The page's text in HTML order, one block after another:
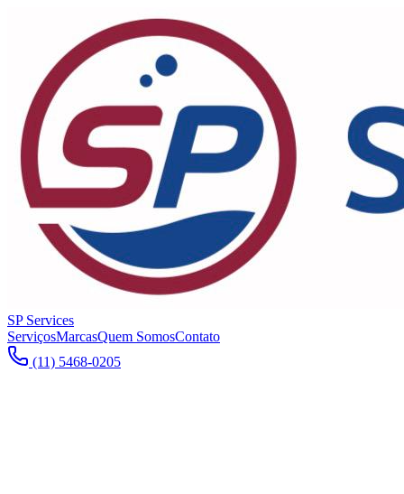
SP Services
ServiçosMarcasQuem SomosContato
(11) 5468-0205